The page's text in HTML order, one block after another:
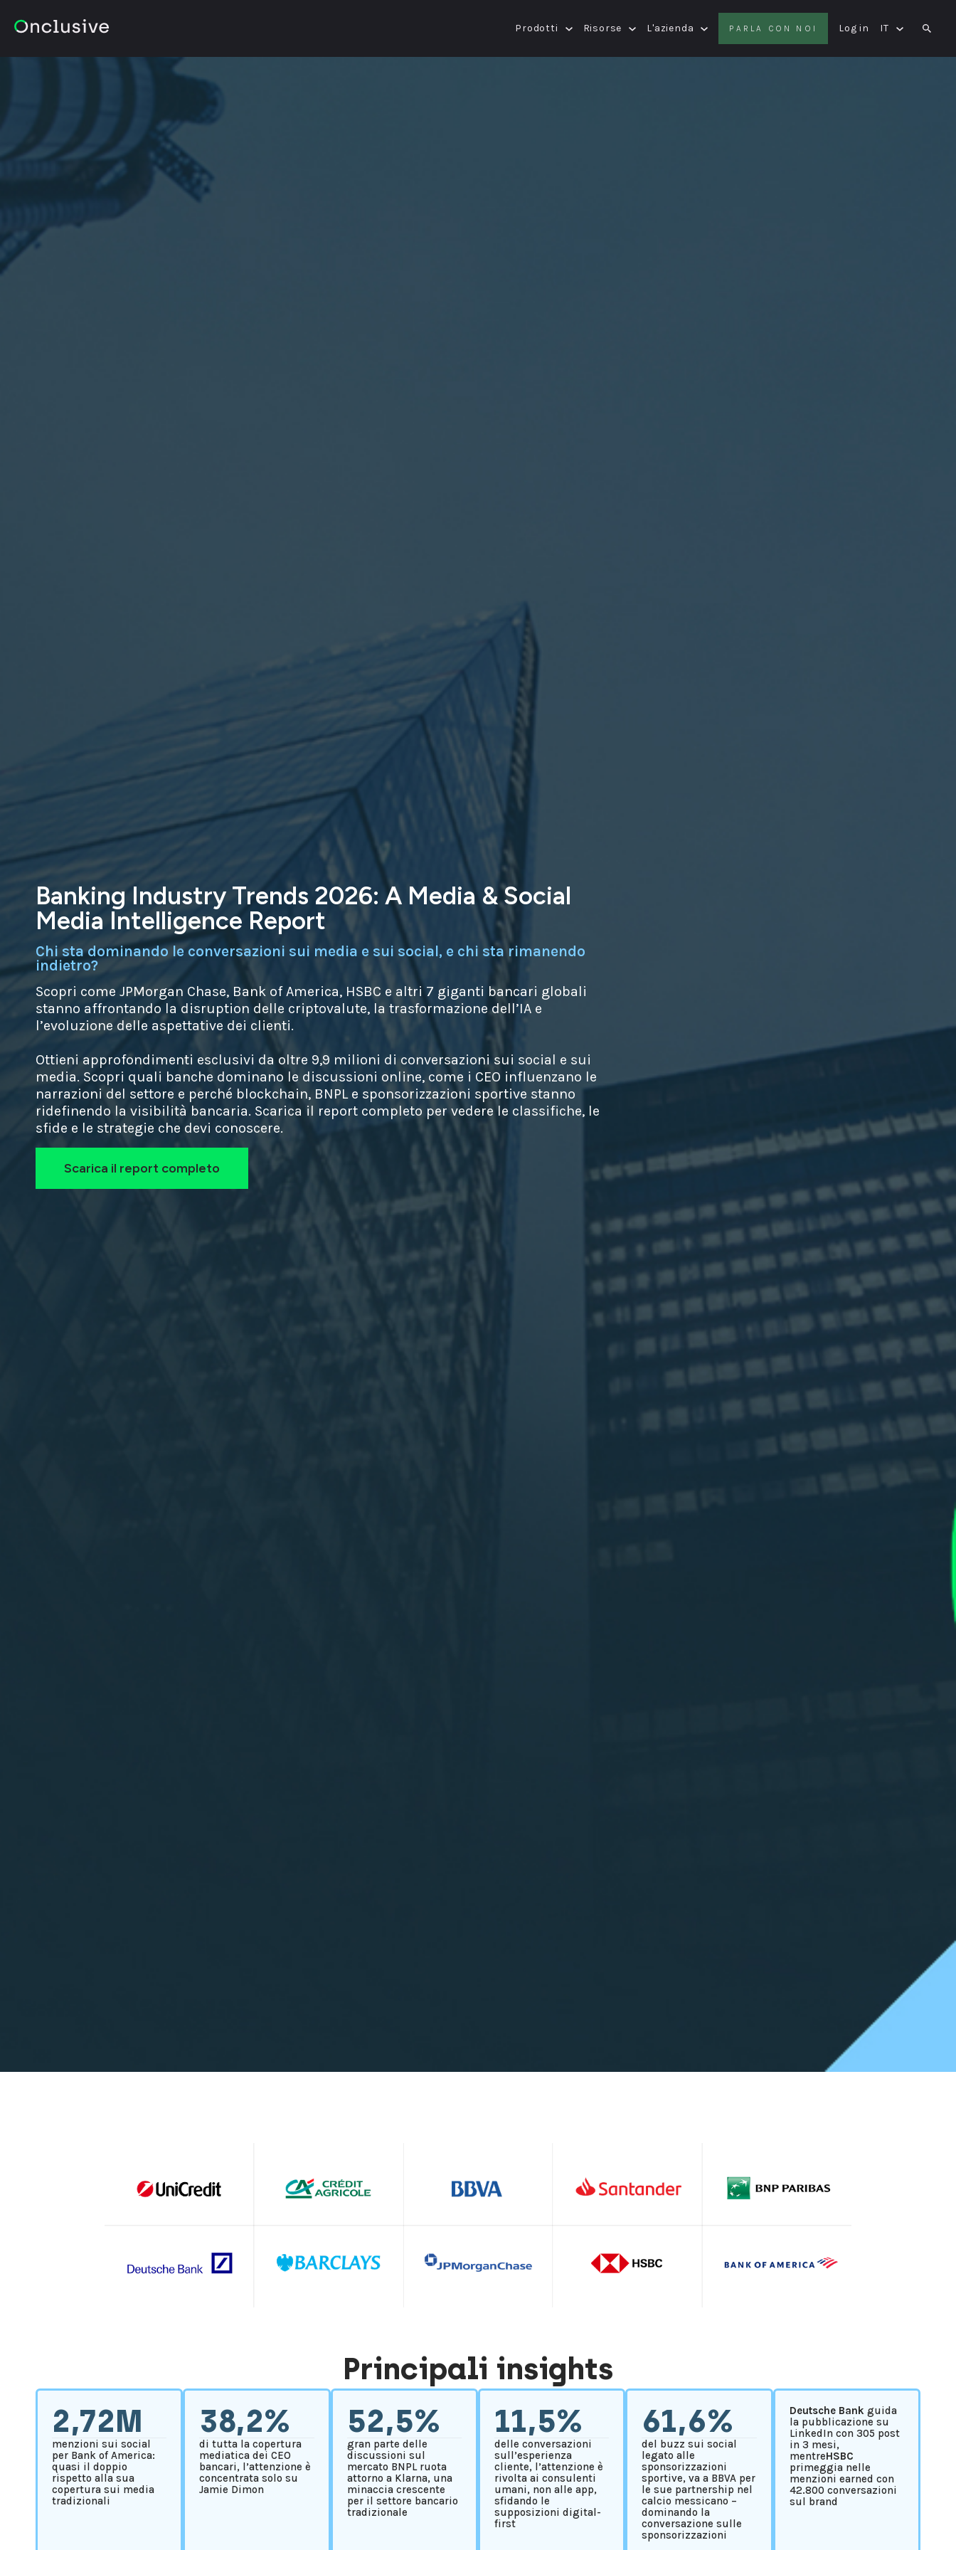
Prodotti Risorse L'azienda PARLA CON NOI Log in IT
Banking Industry Trends 2026: A Media & Social
Media Intelligence Report
Chi sta dominando le conversazioni sui media e sui social, e chi sta rimanendo
indietro?
Scopri come JPMorgan Chase, Bank of America, HSBC e altri 7 giganti bancari globali
stanno affrontando la disruption delle criptovalute, la trasformazione dell’IA e
l’evoluzione delle aspettative dei clienti.
Ottieni approfondimenti esclusivi da oltre 9,9 milioni di conversazioni sui social e sui
media. Scopri quali banche dominano le discussioni online, come i CEO influenzano le
narrazioni del settore e perché blockchain, BNPL e sponsorizzazioni sportive stanno
ridefinendo la visibilità bancaria. Scarica il report completo per vedere le classifiche, le
sfide e le strategie che devi conoscere.
Scarica il report completo
Principali insights
2,72M
menzioni sui social
per Bank of America:
quasi il doppio
rispetto alla sua
copertura sui media
tradizionali
38,2%
di tutta la copertura
mediatica dei CEO
bancari, l’attenzione è
concentrata solo su
Jamie Dimon
52,5%
gran parte delle
discussioni sul
mercato BNPL ruota
attorno a Klarna, una
minaccia crescente
per il settore bancario
tradizionale
11,5%
delle conversazioni
sull’esperienza
cliente, l’attenzione è
rivolta ai consulenti
umani, non alle app,
sfidando le
supposizioni digital-
first
61,6%
del buzz sui social
legato alle
sponsorizzazioni
sportive, va a BBVA per
le sue partnership nel
calcio messicano –
dominando la
conversazione sulle
sponsorizzazioni
Deutsche Bank guida
la pubblicazione su
LinkedIn con 305 post
in 3 mesi,
mentreHSBC
primeggia nelle
menzioni earned con
42.800 conversazioni
sul brand